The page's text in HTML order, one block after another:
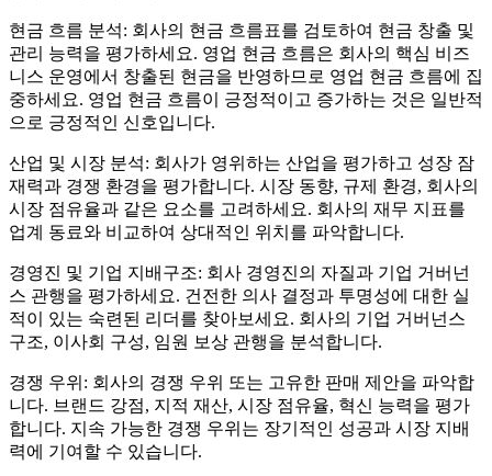
현금 흐름 분석: 회사의 현금 흐름표를 검토하여 현금 창출 및
관리 능력을 평가하세요. 영업 현금 흐름은 회사의 핵심 비즈
니스 운영에서 창출된 현금을 반영하므로 영업 현금 흐름에 집
중하세요. 영업 현금 흐름이 긍정적이고 증가하는 것은 일반적
으로 긍정적인 신호입니다.
산업 및 시장 분석: 회사가 영위하는 산업을 평가하고 성장 잠
재력과 경쟁 환경을 평가합니다. 시장 동향, 규제 환경, 회사의
시장 점유율과 같은 요소를 고려하세요. 회사의 재무 지표를
업계 동료와 비교하여 상대적인 위치를 파악합니다.
경영진 및 기업 지배구조: 회사 경영진의 자질과 기업 거버넌
스 관행을 평가하세요. 건전한 의사 결정과 투명성에 대한 실
적이 있는 숙련된 리더를 찾아보세요. 회사의 기업 거버넌스
구조, 이사회 구성, 임원 보상 관행을 분석합니다.
경쟁 우위: 회사의 경쟁 우위 또는 고유한 판매 제안을 파악합
니다. 브랜드 강점, 지적 재산, 시장 점유율, 혁신 능력을 평가
합니다. 지속 가능한 경쟁 우위는 장기적인 성공과 시장 지배
력에 기여할 수 있습니다.